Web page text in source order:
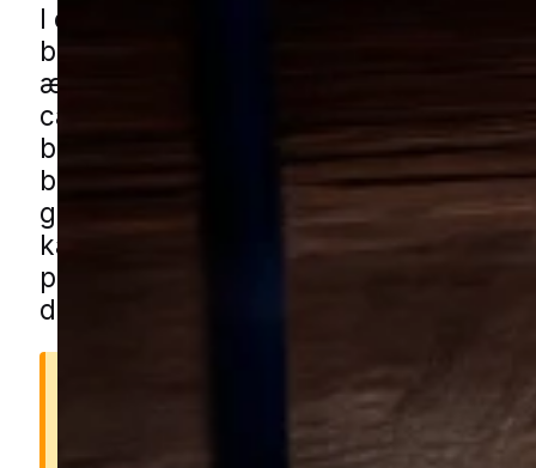
I en by som Bov ses udfordringerne
blandede boligområder med både nye
ældre huse, på stille villaveje og
carporte, haveskure og haver med
buskads og kompost. De små grønne
beplantede områder omkring boliger
give gode forhold for aktivitet tæt på
kan få myrehjælp i Bov gennem vores
partnere. Udfyld formularen, så
dig med en lokal specialist fra
Derfor er myrer et